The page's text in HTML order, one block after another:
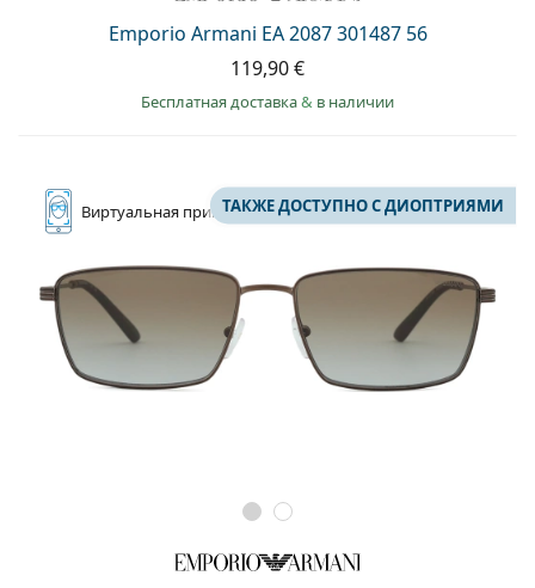
Emporio Armani EA 2087 301487 56
119,90 €
Бесплатная доставка& в наличии
Виртуальная примеркаТАКЖЕ ДОСТУПНО С ДИОПТРИЯМИ